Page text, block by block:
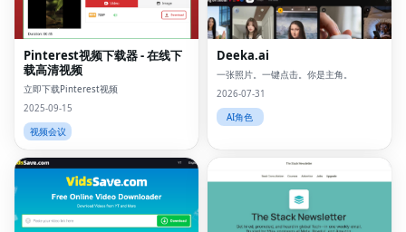
Pinterest视频下载器 - 在线下
载高清视频
立即下载Pinterest视频
2025-09-15
视频会议
Deeka.ai
一张照片。一键点击。你是主角。
2026-07-31
AI角色